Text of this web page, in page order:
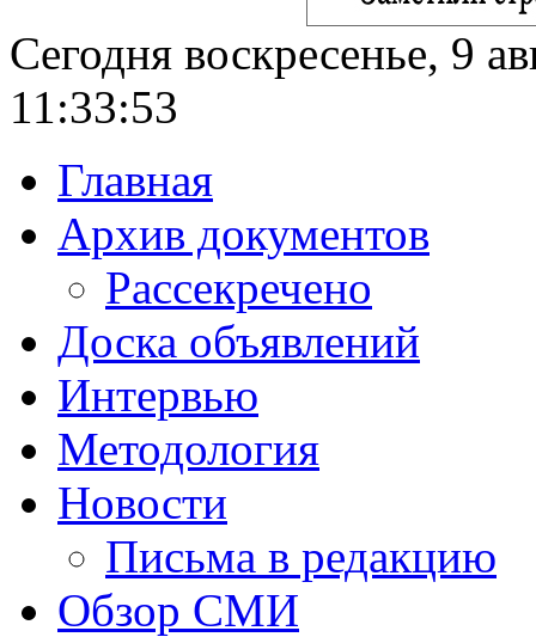
Сегодня воскресенье, 9
11:33:54
Главная
Архив документов
Рассекречено
Доска объявлений
Интервью
Методология
Новости
Письма в редакцию
Обзор СМИ